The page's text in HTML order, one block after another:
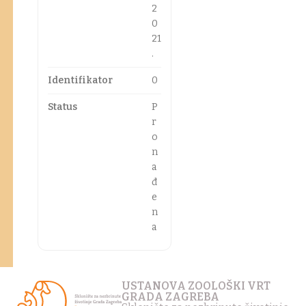
2
0
21
.
Identifikator 0
Status
P
r
o
n
a
đ
e
n
a
USTANOVA ZOOLOŠKI VRT
GRADA ZAGREBA